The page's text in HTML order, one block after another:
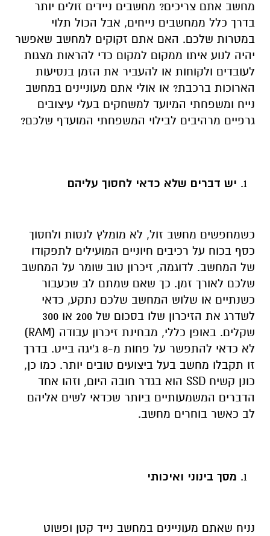
מחשב אתם צריכים? מחשבים ניידים זולים יותר
בדרך כלל ממחשבים נייחים, אבל הכול תלוי
במטרות שלכם. האם אתם זקוקים למחשב שאפשר
יהיה לנוע איתו ממקום למקום כדי להראות מצגות
לעובדים ולקוחות או להעביר את הזמן בנסיעות
הארוכות ברכבת? או אולי אתם מעוניינים במחשב
נייח ומשפחתי המיועד למשחקים בעלי עיצובים
גרפיים מרהיבים לבילוי המשפחתי המועדף שלכם?
יש דברים שלא כדאי לחסוך עליהם
כשמחפשים מחשב זול, לא מומלץ לנסות ולחסוך
כסף בכוח על רכיבים חיוניים המועילים לתפקודו
של המחשב. לדוגמה, זיכרון טוב שומר על המחשב
שלכם לאורך זמן. כך שאם שמתם לב שכעבור
כשנתיים או שלוש המחשב שלכם נתקע, כדאי
לשדרג את הזיכרון שלו בסכום של 200 או 300
שקלים. באופן כללי, מבחינת זיכרון עבודה (RAM)
לא כדאי להתפשר על פחות מ-8 ג'יגה בייט. בדרך
זו תקבלו מחשב בעל ביצועים טובים יותר. כמו כן,
כונן קשיח SSD הוא בגדר חובה היום, וזהו אחד
הדברים המשמעותיים ביותר שכדאי לשים אליהם
לב כאשר בוחרים מחשב.
מסך בינוני ואיכותי
נניח שאתם מעוניינים במחשב נייד קטן ופשוט